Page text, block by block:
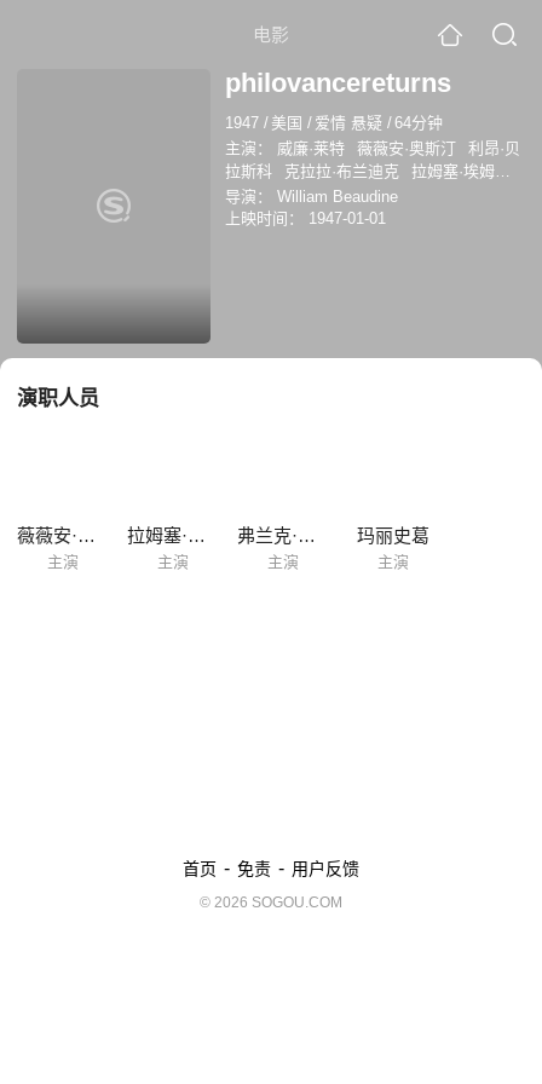
电影
philovancereturns
1947 / 美国 / 爱情 悬疑 /64分钟
主演：
威廉·莱特 薇薇安·奥斯汀
利昂·贝
拉斯科
克拉拉·布兰迪克
拉姆塞·埃姆斯
DamianO'Flynn
Damian O'Flynn
恩
弗兰克·维尔考克斯
导演：
William Beaudine
上映时间：
1947-01-01
演职人员
薇薇安·奥斯汀
主演
拉姆塞·埃姆斯
主演
弗兰克·维尔考克斯
主演
玛丽史葛
主演
首页 - 免责 - 用户反馈
© 2026 SOGOU.COM